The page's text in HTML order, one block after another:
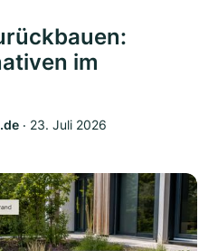
im
‧ 23. Juli 2026